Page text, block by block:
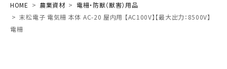
search
HOME 農業資材
電柵・防獣（獣害）用品
末松電子 電気柵 本体 AC-20 屋内用 【AC100V】【最大出力：8500V】
電柵